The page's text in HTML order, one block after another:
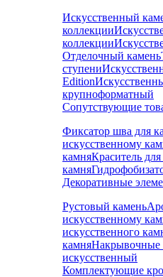
Искусственный
коллекции
коллекции
Отделочный камень
ступени
Edition
крупноформатный
Сопутствующие
Фиксатор шва для
искусственному
камняКраситель
камня
Декоративные
Рустовый камень
искусственному
искусственного
камняНакрывочные
искусственный
Комплектующие